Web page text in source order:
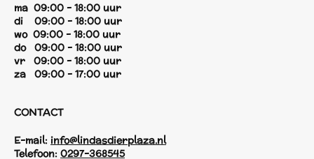
ma 09:00 - 18:00 uur
di 09:00 - 18:00 uur
wo 09:00 - 18:00 uur
do 09:00 - 18:00 uur
vr 09:00 - 18:00 uur
za 09:00 - 17:00 uur
CONTACT
E-mail: info@lindasdierplaza.nl
Telefoon: 0297-368545